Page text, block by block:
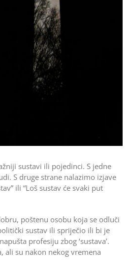
sustavi ili pojedinci. S jedne
S druge strane nalazimo izjave
ili “Loš sustav će svaki put
poštenu osobu koja se odluči
sustav ili spriječio ili bi je
profesiju zbog ‘sustava’.
ali su nakon nekog vremena